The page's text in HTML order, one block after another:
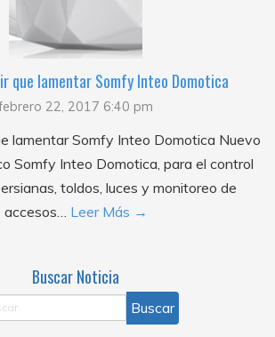
que lamentar Somfy Inteo Domotica
22, 2017 6:40 pm
lamentar Somfy Inteo Domotica Nuevo
Somfy Inteo Domotica, para el control
toldos, luces y monitoreo de
accesos… Leer Más →
Buscar Noticia